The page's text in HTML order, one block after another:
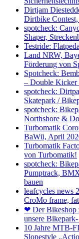
Dirtjam
Dirtbike
spotcheck:
Shaper,
Testride:
Land NRW,
Förderung von
Spotcheck:
– Double Kicker
spotcheck:
Skatepark /
spotcheck:
Northshore &
Turbomatik
BaWü, April
Turbomatik
von Turbomatik!
spotcheck:
Pumptrack,
bauen
leafcycles news
CroMo frame,
❤ Der Bikeshop
unsere
10 Jahre MTB-
Slopestyle